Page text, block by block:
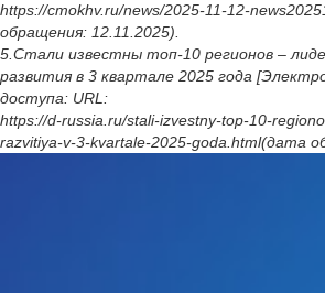
https://cmokhv.ru/news/2025-11-12-
обращения: 12.11.2025).
5.Стали известны топ-10 регионов –
развития в 3 квартале 2025 года
доступа: URL:
https://d-russia.ru/stali-izvestny-top-10-
razvitiya-v-3-kvartale-2025-goda.html(дата